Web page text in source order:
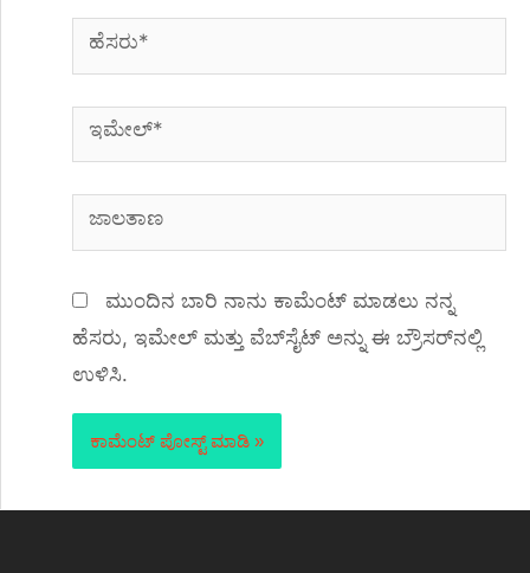
ಮುಂದಿನ ಬಾರಿ ನಾನು ಕಾಮೆಂಟ್ ಮಾಡಲು ನನ್ನ
ಹೆಸರು, ಇಮೇಲ್ ಮತ್ತು ವೆಬ್‌ಸೈಟ್ ಅನ್ನು ಈ ಬ್ರೌಸರ್‌ನಲ್ಲಿ
ಉಳಿಸಿ.